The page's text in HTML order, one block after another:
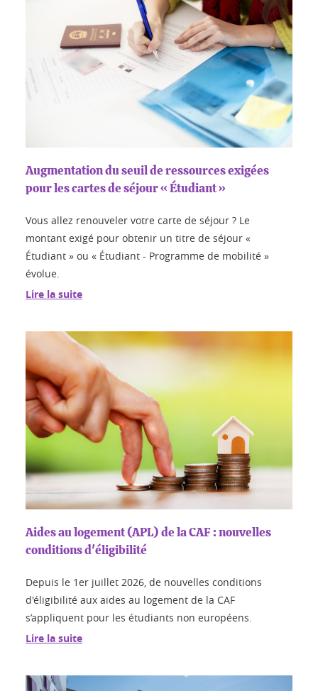
Augmentation du seuil de ressources exigées
pour les cartes de séjour « Étudiant »
Vous allez renouveler votre carte de séjour ? Le
montant exigé pour obtenir un titre de séjour «
Étudiant » ou « Étudiant - Programme de mobilité »
évolue.
Lire la suite
Aides au logement (APL) de la CAF : nouvelles
conditions d'éligibilité
Depuis le 1er juillet 2026, de nouvelles conditions
d'éligibilité aux aides au logement de la CAF
s’appliquent pour les étudiants non européens.
Lire la suite